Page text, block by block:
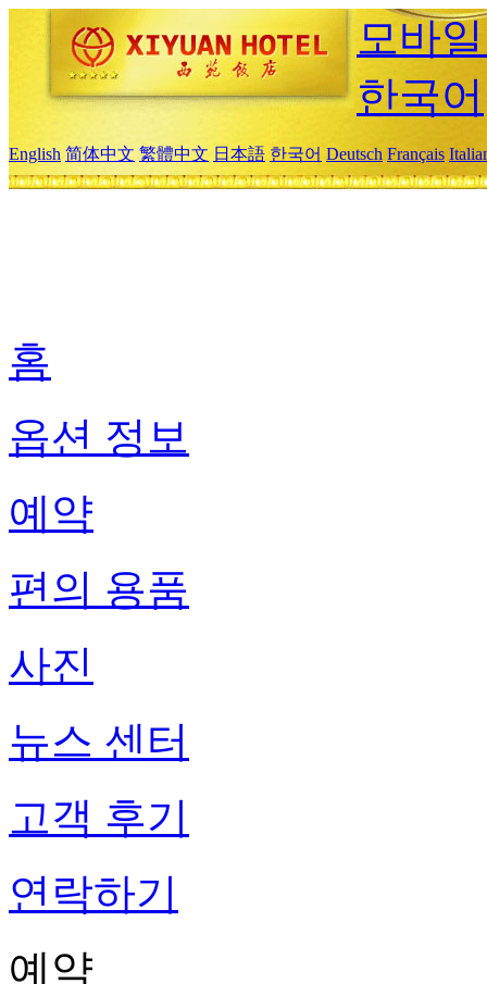
모바
한국어
English 简体中文 繁體中文 日本語 한국어 Deutsch Français
홈
옵션 정보
예약
편의 용품
사진
뉴스 센터
고객 후기
연락하기
예약